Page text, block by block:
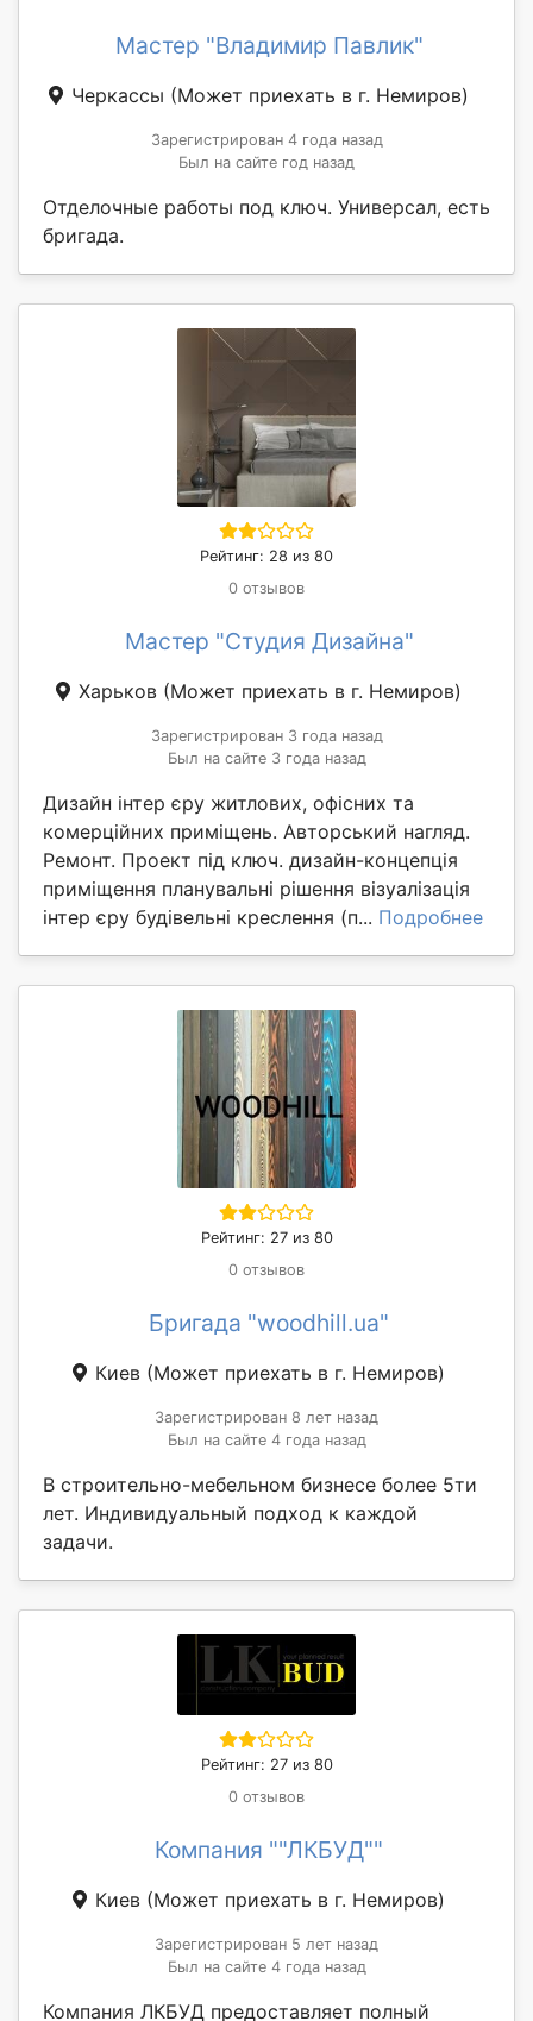
Мастер "Владимир Павлик"
Черкассы (Может приехать в г. Немиров)
Зарегистрирован 4 года назад
Был на сайте год назад
Отделочные работы под ключ. Универсал, есть
бригада.
Рейтинг: 28 из 80
0 отзывов
Мастер "Студия Дизайна"
Харьков (Может приехать в г. Немиров)
Зарегистрирован 3 года назад
Был на сайте 3 года назад
Дизайн інтер єру житлових, офісних та
комерційних приміщень. Авторський нагляд.
Ремонт. Проект під ключ. дизайн-концепція
приміщення планувальні рішення візуалізація
інтер єру будівельні креслення (п... Подробнее
Рейтинг: 27 из 80
0 отзывов
Бригада "woodhill.ua"
Киев (Может приехать в г. Немиров)
Зарегистрирован 8 лет назад
Был на сайте 4 года назад
В строительно-мебельном бизнесе более 5ти
лет. Индивидуальный подход к каждой
задачи.
Рейтинг: 27 из 80
0 отзывов
Компания ""ЛКБУД""
Киев (Может приехать в г. Немиров)
Зарегистрирован 5 лет назад
Был на сайте 4 года назад
Компания ЛКБУД предоставляет полный